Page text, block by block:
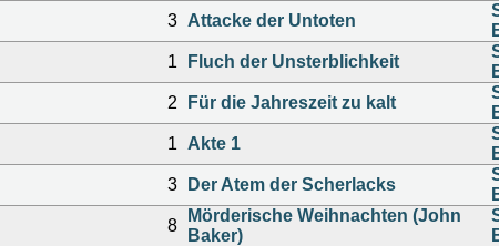
3 Attacke der Untoten
1 Fluch der Unsterblichkeit
2 Für die Jahreszeit zu kalt
1 Akte 1
3 Der Atem der Scherlacks
8
Mörderische Weihnachten (John
Baker)